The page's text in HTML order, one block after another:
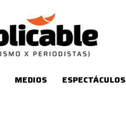
MEDIOS ESPECTÁCULOS